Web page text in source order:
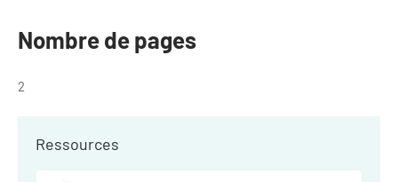
Nombre de pages
2
Ressources